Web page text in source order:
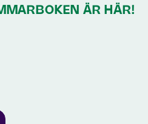
ÄR HÄR!